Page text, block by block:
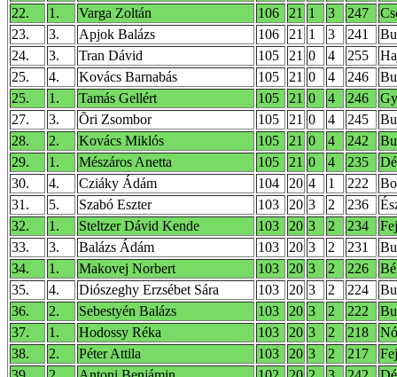
22.
1. Varga Zoltán 106 21 1 3 247
23.
3. Apjok Balázs 106 21 1 3 241
24.
3. Tran Dávid 105 21 0 4 255
25.
4. Kovács Barnabás 105 21 0 4 246
25.
1. Tamás Gellért 105 21 0 4 246
27.
3. Õri Zsombor 105 21 0 4 245
28.
2. Kovács Miklós 105 21 0 4 242
29.
1. Mészáros Anetta 105 21 0 4 235
30.
4. Cziáky Ádám 104 20 4 1 222
31.
5. Szabó Eszter 103 20 3 2 236
32.
1. Steltzer Dávid Kende 103 20 3 2 234
33.
3. Balázs Ádám 103 20 3 2 231
34.
1. Makovej Norbert 103 20 3 2 226
35.
4. Diószeghy Erzsébet Sára 103 20 3 2 224
36.
2. Sebestyén Balázs 103 20 3 2 222
37.
1. Hodossy Réka 103 20 3 2 218
38.
2. Péter Attila 103 20 3 2 217